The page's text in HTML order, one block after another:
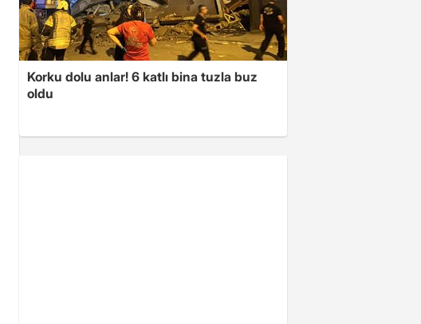
Korku dolu anlar! 6 katlı bina tuzla buz
oldu